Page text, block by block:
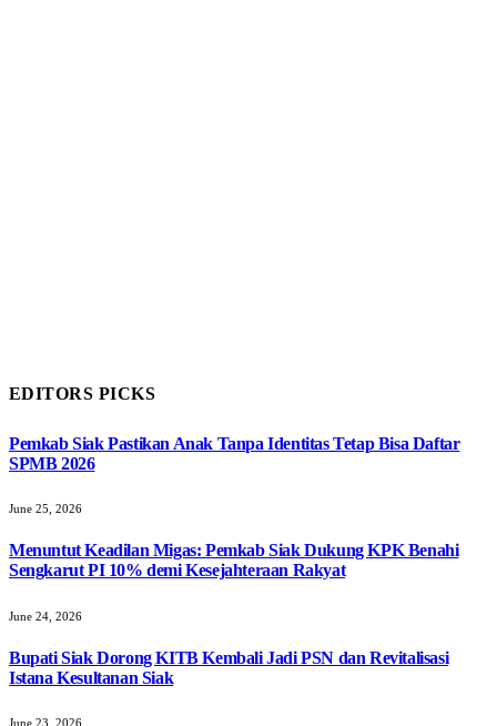
EDITORS PICKS
Pemkab Siak Pastikan Anak Tanpa Identitas Tetap Bisa Daftar
SPMB 2026
June 25, 2026
Menuntut Keadilan Migas: Pemkab Siak Dukung KPK Benahi
Sengkarut PI 10% demi Kesejahteraan Rakyat
June 24, 2026
Bupati Siak Dorong KITB Kembali Jadi PSN dan Revitalisasi
Istana Kesultanan Siak
June 23, 2026